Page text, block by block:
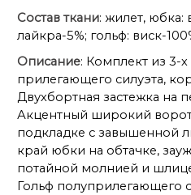
Состав ткани: жилет, юбка:
лайкра-5%; гольф: виск-
Описание: Комплект из 3-
прилегающего силуэта,
Двухбортная застежка на
Акцентный широкий
подкладке с завышенной
край юбки на обтачке,
потайной молнией и
Гольф полуприлегающего